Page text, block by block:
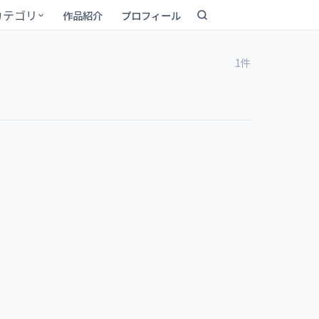
テゴリ 作品紹介 プロフィール
1件